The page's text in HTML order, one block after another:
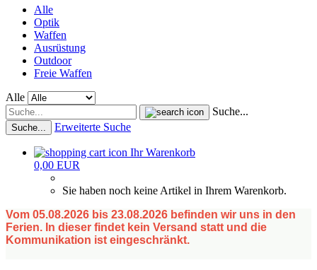
Alle
Optik
Waffen
Ausrüstung
Outdoor
Freie Waffen
Alle
Suche...
Suche... Erweiterte Suche
Ihr Warenkorb
0,00 EUR
Sie haben noch keine Artikel in Ihrem Warenkorb.
Vom 05.08.2026 bis 23.08.2026 befinden wir uns in den
Ferien. In dieser findet kein Versand statt und die
Kommunikation ist eingeschränkt.